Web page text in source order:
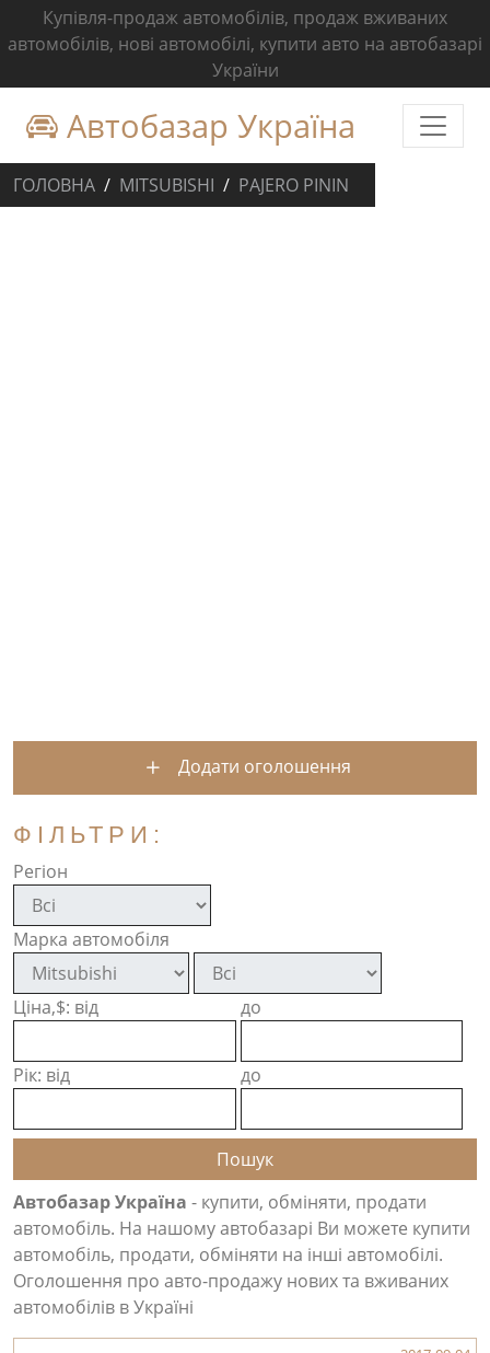
Купівля-продаж автомобілів, продаж вживаних
автомобілів, нові автомобілі, купити авто на автобазарі
України
Автобазар Україна
ГОЛОВНА MITSUBISHI PAJERO PININ
Додати оголошення
ФІЛЬТРИ:
Регіон
Марка автомобіля
Ціна,$: від до
Рік: від до
Автобазар Україна - купити, обміняти, продати
автомобіль. На нашому автобазарі Ви можете купити
автомобіль, продати, обміняти на інші автомобілі.
Оголошення про авто-продажу нових та вживаних
автомобілів в Україні